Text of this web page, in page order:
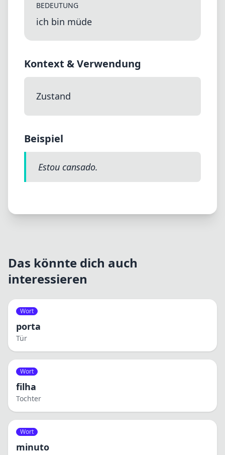
BEDEUTUNG
ich bin müde
Kontext & Verwendung
Zustand
Beispiel
Estou cansado.
Das könnte dich auch
interessieren
Wort
porta
Tür
Wort
filha
Tochter
Wort
minuto